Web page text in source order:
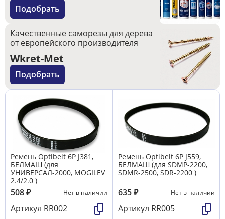
Подобрать
Качественные саморезы для дерева
от европейского производителя
Wkret-Met
Подобрать
Ремень Optibelt 6P J381,
БЕЛМАШ (для
УНИВЕРСАЛ-2000, MOGILEV
2.4/2.0 )
508₽ Нет в наличии
Артикул RR002
Ремень Optibelt 6P J559,
БЕЛМАШ (для SDMP-2200,
SDMR-2500, SDR-2200 )
635₽ Нет в наличии
Артикул RR005